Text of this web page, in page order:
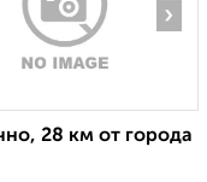
›
28 км от города